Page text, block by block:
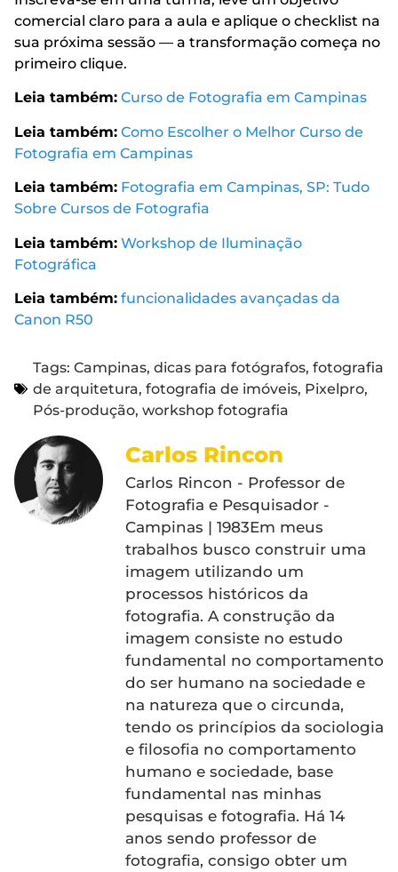
comercial claro para a aula e aplique o checklist na
sua próxima sessão — a transformação começa no
primeiro clique.
Leia também: Curso de Fotografia em Campinas
Leia também: Como Escolher o Melhor Curso de
Fotografia em Campinas
Leia também: Fotografia em Campinas, SP: Tudo
Sobre Cursos de Fotografia
Leia também: Workshop de Iluminação
Fotográfica
Leia também: funcionalidades avançadas da
Canon R50
Tags: Campinas, dicas para fotógrafos, fotografia
de arquitetura, fotografia de imóveis, Pixelpro,
Pós-produção, workshop fotografia
Carlos Rincon
Carlos Rincon - Professor de
Fotografia e Pesquisador -
Campinas | 1983Em meus
trabalhos busco construir uma
imagem utilizando um
processos históricos da
fotografia. A construção da
imagem consiste no estudo
fundamental no comportamento
do ser humano na sociedade e
na natureza que o circunda,
tendo os princípios da sociologia
e filosofia no comportamento
humano e sociedade, base
fundamental nas minhas
pesquisas e fotografia. Há 14
anos sendo professor de
fotografia, consigo obter um